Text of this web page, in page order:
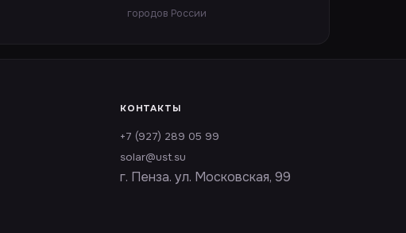
городов России
КОНТАКТЫ
+7 (927) 289 05 99
solar@ust.su
г. Пенза. ул. Московская, 99